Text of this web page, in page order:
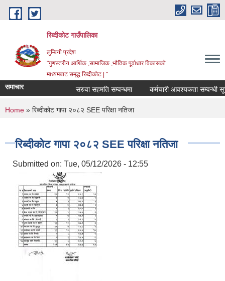
Skip to main content
रिब्दीकोट गाउँपालिका
लुम्बिनी प्रदेश
"गुणस्तरीय आर्थिक ,सामाजिक ,भौतिक पूर्वाधार विकासको
माध्यमबाट समृद्ध रिब्दीकोट | "
समाचार सरुवा सहमति सम्वन्धमा कर्मचारी आवश्यकता सम्वन्धी सूचना
You are here
Home » रिब्दीकोट गापा २०८२ SEE परिक्षा नतिजा
रिब्दीकोट गापा २०८२ SEE परिक्षा नतिजा
Submitted on: Tue, 05/12/2026 - 12:55